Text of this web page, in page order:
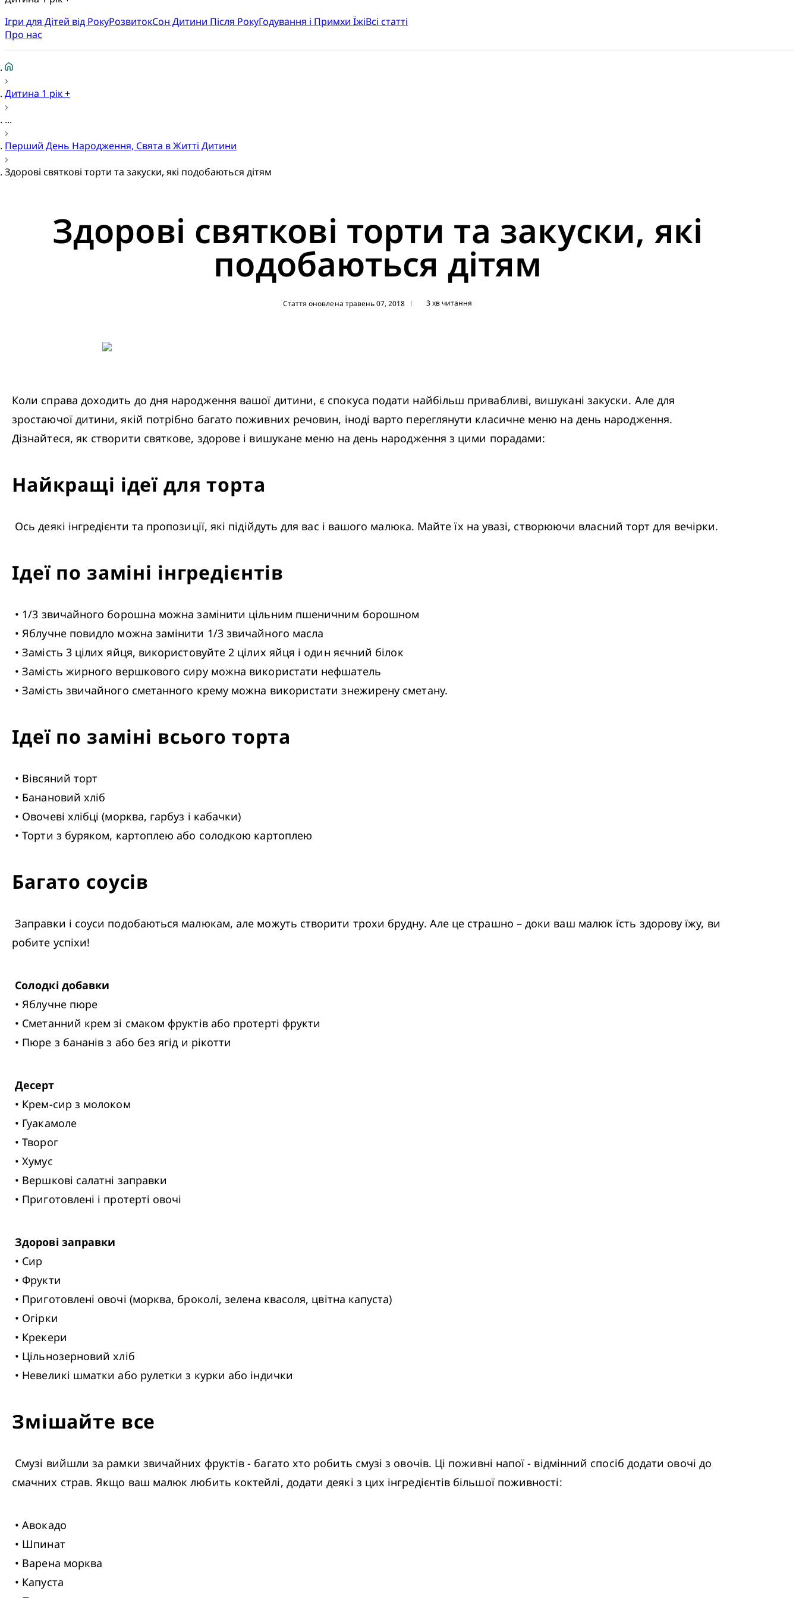
Ігри для Дітей від РокуРозвитокCон Дитини Після РокуГодування і Примхи ЇжіВсі статті
Про нас
Дитина 1 рік +
...
Перший День Народження, Свята в Житті Дитини
Здорові святкові торти та закуски, які подобаються дітям
Здорові святкові торти та закуски, які
подобаються дітям
Стаття оновлена травень 07, 2018 | 3 хв читання
Коли справа доходить до дня народження вашої дитини, є спокуса подати найбільш привабливі, вишукані закуски. Але для
зростаючої дитини, якій потрібно багато поживних речовин, іноді варто переглянути класичне меню на день народження.
Дізнайтеся, як створити святкове, здорове і вишукане меню на день народження з цими порадами:
Найкращі ідеї для торта
Ось деякі інгредієнти та пропозиції, які підійдуть для вас і вашого малюка. Майте їх на увазі, створюючи власний торт для вечірки.
Ідеї по заміні інгредієнтів
• Замість звичайного сметанного крему можна використати знежирену сметану.
Ідеї по заміні всього торта
• Торти з буряком, картоплею або солодкою картоплею
Багато соусів
Заправки і соуси подобаються малюкам, але можуть створити трохи брудну. Але це страшно – доки ваш малюк їсть здорову їжу, ви
робите успіхи!
Солодкі добавки
• Пюре з бананів з або без ягід и рікотти
Десерт
• Приготовлені і протерті овочі
Здорові заправки
• Невеликі шматки або рулетки з курки або індички
Змішайте все
смачних страв. Якщо ваш малюк любить коктейлі, додати деякі з цих інгредієнтів більшої поживності: